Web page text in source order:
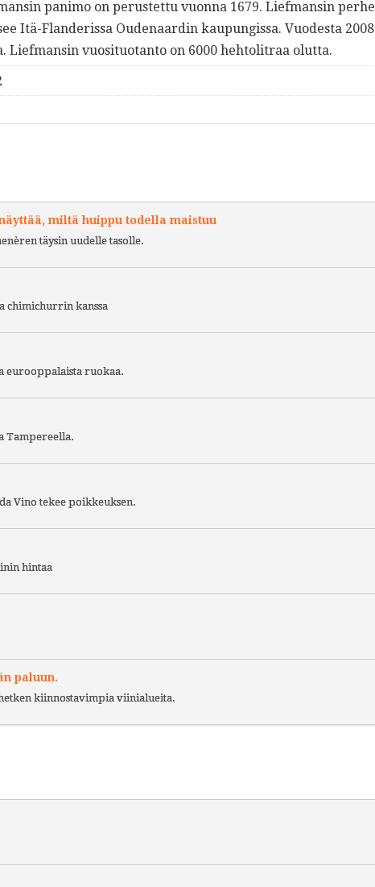
panimo on perustettu vuonna 1679. Liefmansin perhe
Itä-Flanderissa Oudenaardin kaupungissa. Vuodesta 2008
Liefmansin vuosituotanto on 6000 hehtolitraa olutta.
miltä huippu todella maistuu
täysin uudelle tasolle.
chimichurrin kanssa
eurooppalaista ruokaa.
Tampereella.
Vino tekee poikkeuksen.
hintaa
paluun.
kiinnostavimpia viinialueita.